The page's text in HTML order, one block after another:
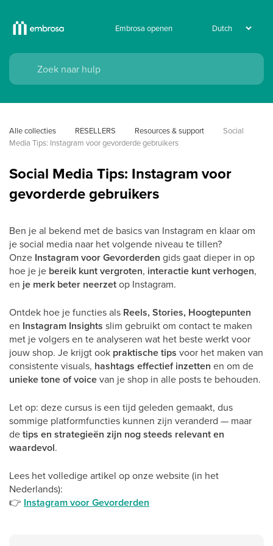
Embrosa openen
Alle collecties RESELLERS Resources & support
Social
Media Tips: Instagram voor gevorderde gebruikers
Social Media Tips: Instagram voor
gevorderde gebruikers
Ben je al bekend met de basics van Instagram en klaar om
je social media naar het volgende niveau te tillen?
Onze Instagram voor Gevorderden gids gaat dieper in op
hoe je je bereik kunt vergroten, interactie kunt verhogen,
en je merk beter neerzetop Instagram.
Ontdek hoe je functies als Reels, Stories, Hoogtepunten
en Instagram Insights slim gebruikt om contact te maken
met je volgers en te analyseren wat het beste werkt voor
jouw shop. Je krijgt ook praktische tips voor het maken van
consistente visuals, hashtags effectief inzetten en om de
unieke tone of voicevan je shop in alle posts te behouden.
Let op: deze cursus is een tijd geleden gemaakt, dus
sommige platformfuncties kunnen zijn veranderd — maar
detips en strategieën zijn nog steeds relevant en
waardevol.
Lees het volledige artikel op onze website (in het
Nederlands):
👉 Instagram voor Gevorderden